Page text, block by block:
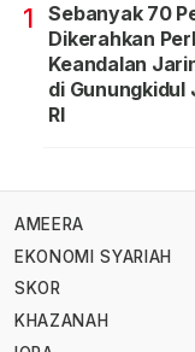
1
Sebanyak 70
Dikerahkan
Keandalan
di Gunungkidul
RI
AMEERA
EKONOMI SYARIAH
SKOR
KHAZANAH